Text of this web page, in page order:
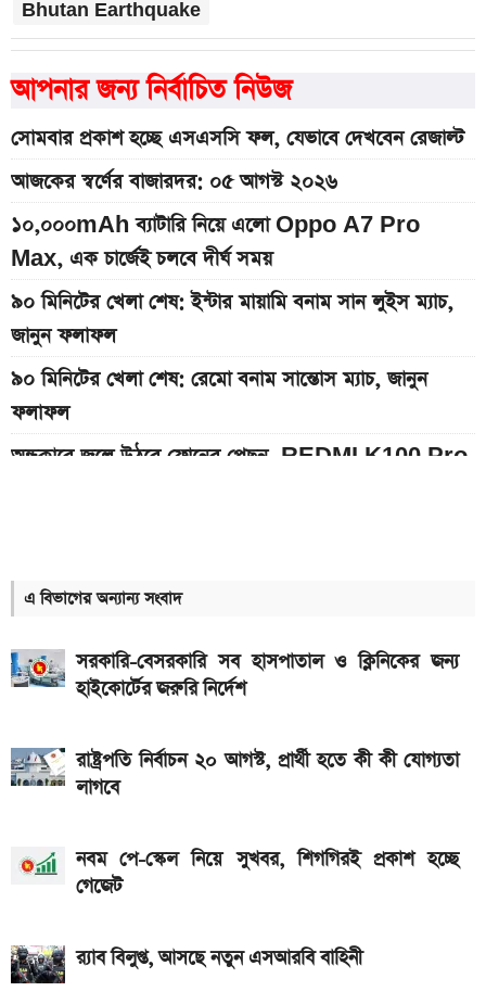
Bhutan Earthquake
আপনার জন্য নির্বাচিত নিউজ
সোমবার প্রকাশ হচ্ছে এসএসসি ফল, যেভাবে দেখবেন রেজাল্ট
আজকের স্বর্ণের বাজারদর: ০৫ আগস্ট ২০২৬
১০,০০০mAh ব্যাটারি নিয়ে এলো Oppo A7 Pro
Max, এক চার্জেই চলবে দীর্ঘ সময়
৯০ মিনিটের খেলা শেষ: ইন্টার মায়ামি বনাম সান লুইস ম্যাচ,
জানুন ফলাফল
৯০ মিনিটের খেলা শেষ: রেমো বনাম সান্তোস ম্যাচ, জানুন
ফলাফল
অন্ধকারে জ্বলে উঠবে ফোনের পেছন, REDMI K100 Pro
১২ আগস্ট আসছে Realme 16x 5G, ৭,০০০mAh
ব্যাটারিসহ সম্ভাব্য দাম
৮০০০ mAh ব্যাটারি সহ আসছে Redmi Note 17 5G,
দাম কত?
একটু পর শুরু, চেলসি ও জুভেন্টাস ম্যাচ; লাইভ দেখুন এখানে
লাইভ
গ্যাসের দাম নিয়ে সুখবর, যা জানাল পেট্রোবাংলা
আজকের সকল দেশের টাকার রেট: ০৫ আগস্ট ২০২৬
আসছে টানা ৫ দিনের বৃষ্টি!
এ বিভাগের অন্যান্য সংবাদ
সরকারি-বেসরকারি সব হাসপাতাল ও ক্লিনিকের জন্য
হাইকোর্টের জরুরি নির্দেশ
রাষ্ট্রপতি নির্বাচন ২০ আগস্ট, প্রার্থী হতে কী কী যোগ্যতা
লাগবে
নবম পে-স্কেল নিয়ে সুখবর, শিগগিরই প্রকাশ হচ্ছে
গেজেট
র‍্যাব বিলুপ্ত, আসছে নতুন এসআরবি বাহিনী